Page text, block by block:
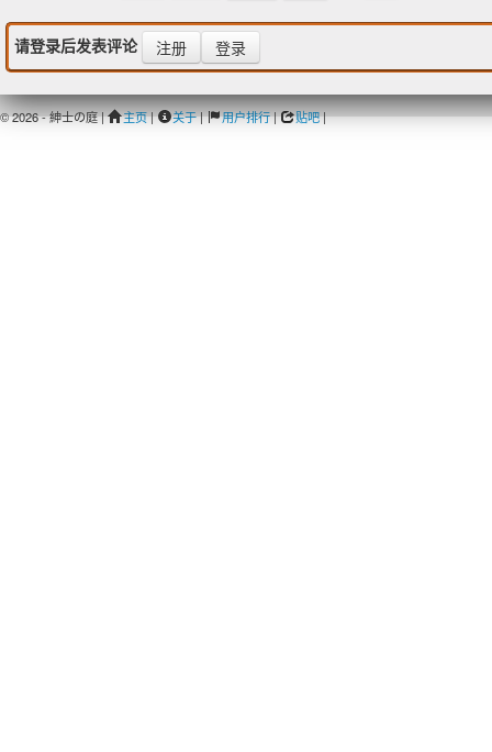
请登录后发表评论 注册 登录
© 2026 - 紳士の庭 | 主页| 关于| 用户排行| 贴吧|